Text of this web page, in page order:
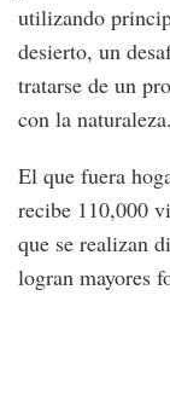
utilizando
desierto, un
tratarse de un
con la naturaleza.
El que fuera
recibe 110,000
que se realizan
logran mayores